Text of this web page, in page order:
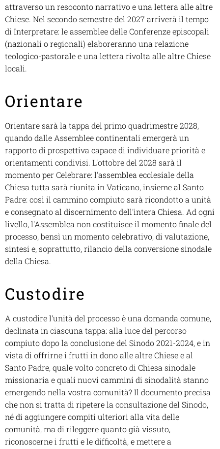
attraverso un resoconto narrativo e una lettera alle altre
Chiese. Nel secondo semestre del 2027 arriverà il tempo
di Interpretare: le assemblee delle Conferenze episcopali
(nazionali o regionali) elaboreranno una relazione
teologico-pastorale e una lettera rivolta alle altre Chiese
locali.
Orientare
Orientare sarà la tappa del primo quadrimestre 2028,
quando dalle Assemblee continentali emergerà un
rapporto di prospettiva capace di individuare priorità e
orientamenti condivisi. L'ottobre del 2028 sarà il
momento per Celebrare: l'assemblea ecclesiale della
Chiesa tutta sarà riunita in Vaticano, insieme al Santo
Padre: così il cammino compiuto sarà ricondotto a unità
e consegnato al discernimento dell'intera Chiesa. Ad ogni
livello, l'Assemblea non costituisce il momento finale del
processo, bensì un momento celebrativo, di valutazione,
sintesi e, soprattutto, rilancio della conversione sinodale
della Chiesa.
Custodire
A custodire l'unità del processo è una domanda comune,
declinata in ciascuna tappa: alla luce del percorso
compiuto dopo la conclusione del Sinodo 2021-2024, e in
vista di offrirne i frutti in dono alle altre Chiese e al
Santo Padre, quale volto concreto di Chiesa sinodale
missionaria e quali nuovi cammini di sinodalità stanno
emergendo nella vostra comunità? Il documento precisa
che non si tratta di ripetere la consultazione del Sinodo,
né di aggiungere compiti ulteriori alla vita delle
comunità, ma di rileggere quanto già vissuto,
riconoscerne i frutti e le difficoltà, e mettere a